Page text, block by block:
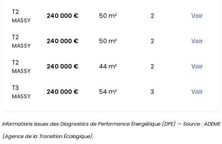
T2
MASSY
240 000 € 50 m² 2 Voir
T2
MASSY
240 000 € 50 m² 2 Voir
T2
MASSY
240 000 € 44 m² 2 Voir
T3
MASSY
240 000 € 54 m² 3 Voir
Informations issues des Diagnostics de Performance Énergétique (DPE) — Source : ADEME
(Agence de la Transition Écologique).